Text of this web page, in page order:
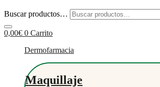
Buscar productos…
0,00€ 0 Carrito
Dermofarmacia
Maquillaje